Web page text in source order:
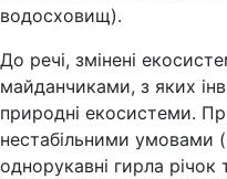
водосховищ).
До речі, змінені
майданчиками, з яких
природні екосистеми.
нестабільними умовами
однорукавні гирла річок